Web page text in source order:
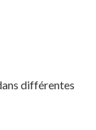
différentes